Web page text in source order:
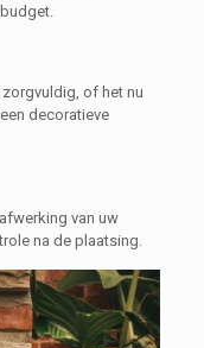
of het nu
decoratieve
van uw
na de plaatsing.